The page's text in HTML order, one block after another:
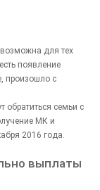
для тех
появление
произошло с
обратиться семьи с
МК и
2016 года.
выплаты